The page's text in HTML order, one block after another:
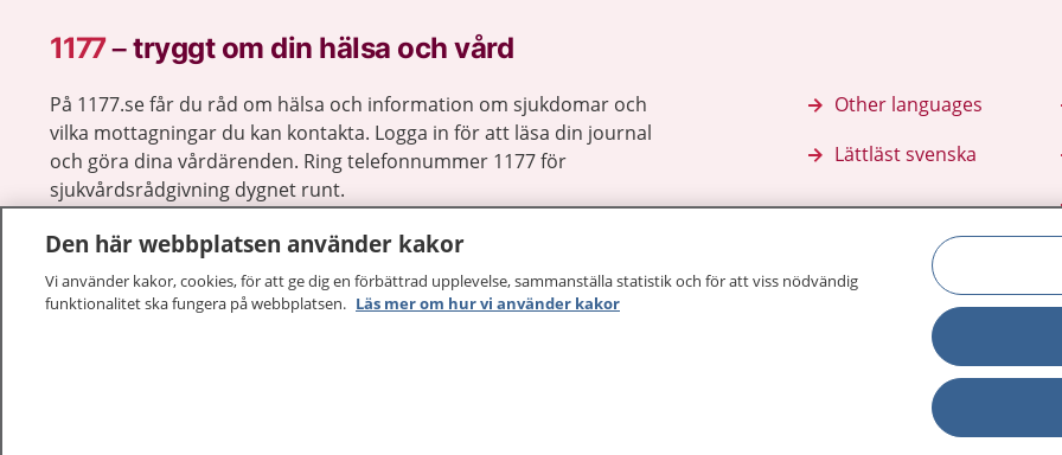
1177–tryggt om din hälsa och vård
På 1177.se får du råd om hälsa och information om sjukdomar och
vilka mottagningar du kan kontakta. Logga in för att läsa din journal
och göra dina vårdärenden. Ring telefonnummer 1177 för
sjukvårdsrådgivning dygnet runt.
Other languages
Lättläst svenska
Den här webbplatsen använder kakor
Vi använder kakor, cookies, för att ge dig en förbättrad upplevelse, sammanställa statistik och för att viss nödvändig
funktionalitet ska fungera på webbplatsen. Läs mer om hur vi använder kakor